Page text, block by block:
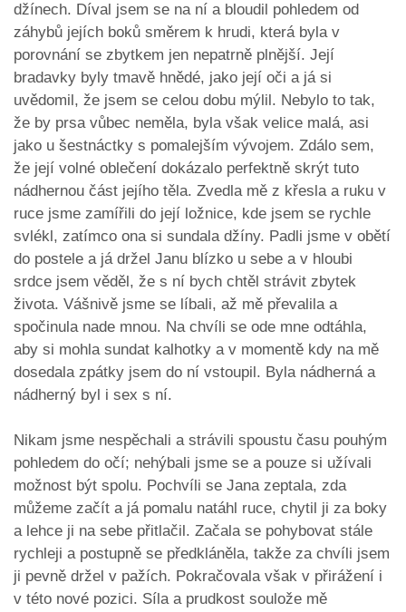
džínech. Díval jsem se na ní a bloudil pohledem od
záhybů jejích boků směrem k hrudi, která byla v
porovnání se zbytkem jen nepatrně plnější. Její
bradavky byly tmavě hnědé, jako její oči a já si
uvědomil, že jsem se celou dobu mýlil. Nebylo to tak,
že by prsa vůbec neměla, byla však velice malá, asi
jako u šestnáctky s pomalejším vývojem. Zdálo sem,
že její volné oblečení dokázalo perfektně skrýt tuto
nádhernou část jejího těla. Zvedla mě z křesla a ruku v
ruce jsme zamířili do její ložnice, kde jsem se rychle
svlékl, zatímco ona si sundala džíny. Padli jsme v obětí
do postele a já držel Janu blízko u sebe a v hloubi
srdce jsem věděl, že s ní bych chtěl strávit zbytek
života. Vášnivě jsme se líbali, až mě převalila a
spočinula nade mnou. Na chvíli se ode mne odtáhla,
aby si mohla sundat kalhotky a v momentě kdy na mě
dosedala zpátky jsem do ní vstoupil. Byla nádherná a
nádherný byl i sex s ní.
Nikam jsme nespěchali a strávili spoustu času pouhým
pohledem do očí; nehýbali jsme se a pouze si užívali
možnost být spolu. Pochvíli se Jana zeptala, zda
můžeme začít a já pomalu natáhl ruce, chytil ji za boky
a lehce ji na sebe přitlačil. Začala se pohybovat stále
rychleji a postupně se předkláněla, takže za chvíli jsem
ji pevně držel v pažích. Pokračovala však v přirážení i
v této nové pozici. Síla a prudkost soulože mě